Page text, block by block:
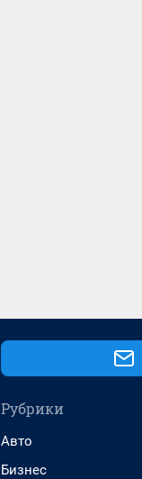
Рубрики
Авто
Бизнес